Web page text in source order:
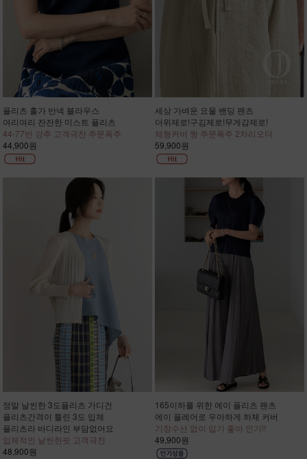
플리츠 홀가 반넥 블라우스
여리여리 잔잔한 미스트 플리츠
44-77반 강추 고객극찬 주문폭주
44,900원
세상 가벼운 요물 밴딩 팬츠
더위제로!구김제로!무게감제로!
체형커버 짱 주문폭주 2차리오더
59,900원
정말 날씬한 3도플리츠 가디건
플리츠간격이 틀린 3도 입체
플리츠라 바디라인 부담없어요
입체적인 날씬한핏 고객극찬
48,900원
165이하를 위한 에이 플리츠 팬츠
에이 플레어로 우아하게 하체 커버
기장수선 없이 입기 좋아 인기!!
49,900원